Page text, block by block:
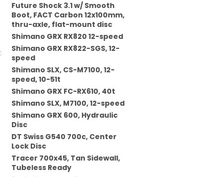
Future Shock 3.1 w/ Smooth
Boot, FACT Carbon 12x100mm,
thru-axle, flat-mount disc
Shimano GRX RX820 12-speed
:
Shimano GRX RX822-SGS, 12-
speed
Shimano SLX, CS-M7100, 12-
speed, 10-51t
Shimano GRX FC-RX610, 40t
Shimano SLX, M7100, 12-speed
Shimano GRX 600, Hydraulic
Disc
DT Swiss G540 700c, Center
Lock Disc
Tracer 700x45, Tan Sidewall,
Tubeless Ready